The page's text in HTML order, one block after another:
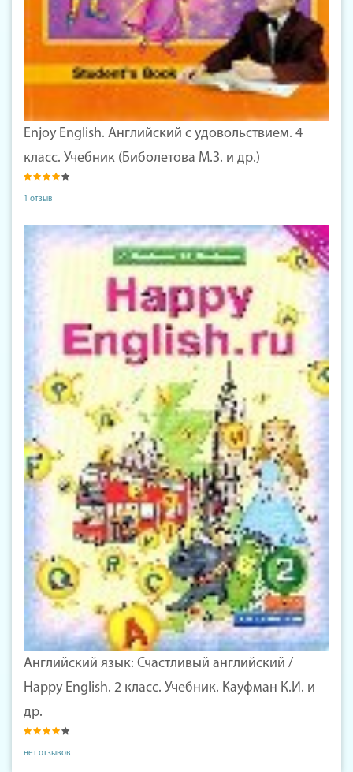
Enjoy English. Английский с удовольствием. 4
класс. Учебник (Биболетова М.З. и др.)
1 отзыв
Английский язык: Счастливый английский /
Happy English. 2 класс. Учебник. Кауфман К.И. и
др.
нет отзывов